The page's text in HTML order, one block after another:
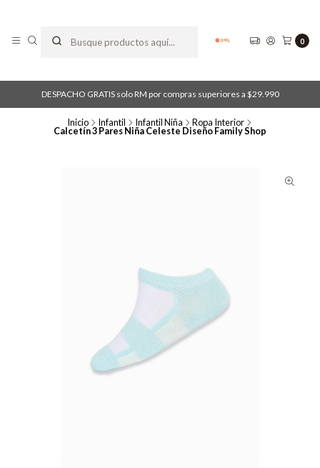
0
DESPACHO GRATIS solo RM por compras superiores a $29.990
Inicio Infantil Infantil Niña Ropa Interior
Calcetín 3 Pares Niña Celeste Diseño Family Shop